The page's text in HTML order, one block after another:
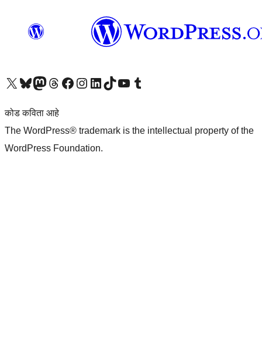
आमच्या X (एक्स) (पूर्वीचे ट्विटर) खात्याला भेट द्या आमच्या ब्लूस्की खात्याला भेट द्या.आमच्या Mastodon खात्याला भेट द्या.आमच्या थ्रेड्स खात्याला भेट द्या. आमच्या फेसबुक पेजला भेट द्या आमच्या इंस्टाग्राम खात्याला भेट द्या आमच्या लिंक्डइन खात्याला भेट द्या आमच्या टिकटॉक अकाउंटला भेट द्या.आमच्या यूट्यूब चॅनेलला भेट द्या आमच्या टंबलर खात्याला भेट द्या.
कोड कविता आहे
The WordPress® trademark is the intellectual property of the
WordPress Foundation.